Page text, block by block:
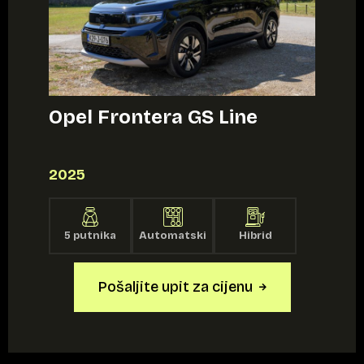
Opel Frontera GS Line
2025
5 putnika Automatski Hibrid
Pošaljite upit za cijenu